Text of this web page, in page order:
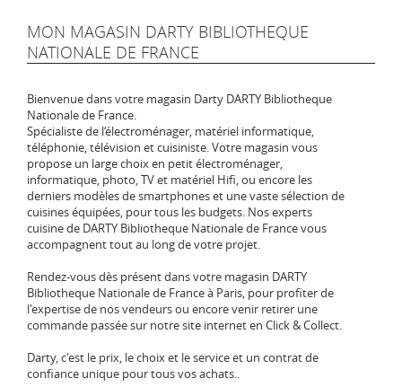
MON MAGASIN DARTY BIBLIOTHEQUE
NATIONALE DE FRANCE
Bienvenue dans votre magasin Darty DARTY Bibliotheque
Nationale de France.
Spécialiste de l‘électroménager, matériel informatique,
téléphonie, télévision et cuisiniste. Votre magasin vous
propose un large choix en petit électroménager,
informatique, photo, TV et matériel Hifi, ou encore les
derniers modèles de smartphones et une vaste sélection de
cuisines équipées, pour tous les budgets. Nos experts
cuisine de DARTY Bibliotheque Nationale de France vous
accompagnent tout au long de votre projet.
Rendez-vous dès présent dans votre magasin DARTY
Bibliotheque Nationale de France à Paris, pour profiter de
l'expertise de nos vendeurs ou encore venir retirer une
commande passée sur notre site internet en Click & Collect.
Darty, c'est le prix, le choix et le service et un contrat de
confiance unique pour tous vos achats..